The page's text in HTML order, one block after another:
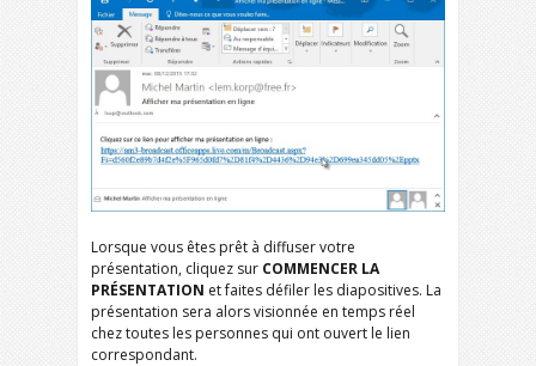
Lorsque vous êtes prêt à diffuser votre
présentation, cliquez sur COMMENCER LA
PRÉSENTATION et faites défiler les diapositives. La
présentation sera alors visionnée en temps réel
chez toutes les personnes qui ont ouvert le lien
correspondant.